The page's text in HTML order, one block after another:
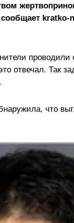
kratko-
отвечал. Так
что